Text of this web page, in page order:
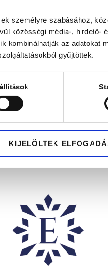
személyre szabásához,
közösségi média-, hirdető-
kombinálhatják az adatokat
gyűjtöttek.
KIJELÖLTEK